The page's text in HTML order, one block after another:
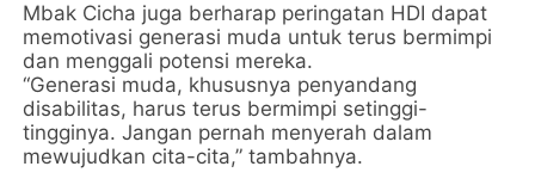
Mbak Cicha juga berharap peringatan HDI dapat
memotivasi generasi muda untuk terus bermimpi
dan menggali potensi mereka.
“Generasi muda, khususnya penyandang
disabilitas, harus terus bermimpi setinggi-
tingginya. Jangan pernah menyerah dalam
mewujudkan cita-cita,” tambahnya.